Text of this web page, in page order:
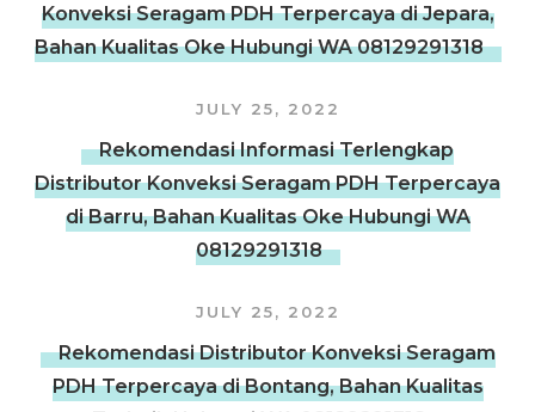
Konveksi Seragam PDH Terpercaya di Jepara,
Bahan Kualitas Oke Hubungi WA 08129291318
JULY 25, 2022
Rekomendasi Informasi Terlengkap
Distributor Konveksi Seragam PDH Terpercaya
di Barru, Bahan Kualitas Oke Hubungi WA
08129291318
JULY 25, 2022
Rekomendasi Distributor Konveksi Seragam
PDH Terpercaya di Bontang, Bahan Kualitas